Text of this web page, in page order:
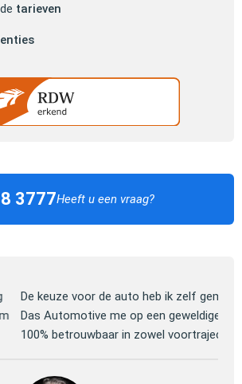
tarieven
Heeft u een vraag?
3777
auto heb ik zelf gemaakt, daarna heeft
op een geweldige manier geholpen.
in zowel voortraject als afwikkeling.